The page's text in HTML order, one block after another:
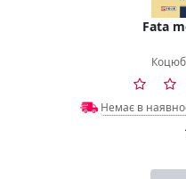
Fata
Немає в